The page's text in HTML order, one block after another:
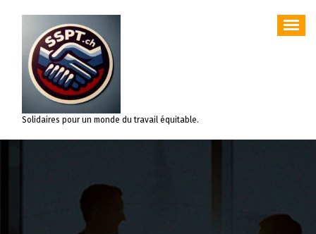
contenu
Solidaires pour un monde du travail équitable.